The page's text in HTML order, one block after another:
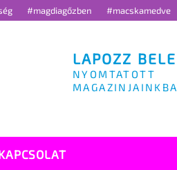
#magdiagőzben #macskamedve
LAPOZZ BELE
NYOMTATOTT
MAGAZINJAINKBA